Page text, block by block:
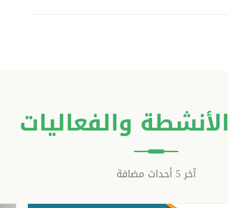
الأنشطة والفعاليات
آخر 5 أحداث مضافة